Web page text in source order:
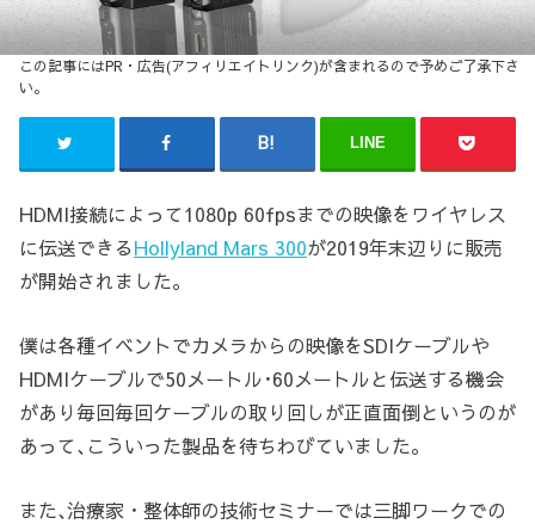
LINE
HDMI接続によって1080p 60fpsまでの映像をワイヤレス
に伝送できるHollyland Mars 300が2019年末辺りに販売
が開始されました。
僕は各種イベントでカメラからの映像をSDIケーブルや
HDMIケーブルで50メートル･60メートルと伝送する機会
があり毎回毎回ケーブルの取り回しが正直面倒というのが
あって､こういった製品を待ちわびていました。
また､治療家・整体師の技術セミナーでは三脚ワークでの